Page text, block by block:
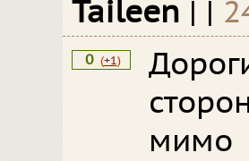
Taileen | |
0 (+1)